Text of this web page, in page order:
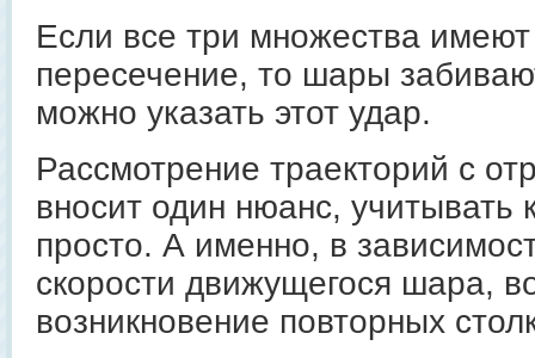
Если все три множества имеют
пересечение, то шары
можно указать этот удар.
Рассмотрение траекторий с
вносит один нюанс, учитывать
просто. А именно, в
скорости движущегося шара,
возникновение повторных